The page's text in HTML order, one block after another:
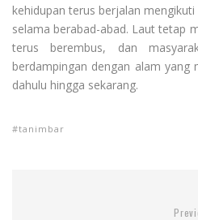
kehidupan terus berjalan
selama berabad-abad. Laut tetap
terus berembus, dan
berdampingan dengan alam
dahulu hingga sekarang.
tanimbar